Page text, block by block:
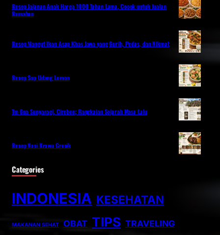
Resep Jajanan Anak Harga 1000 Tahan Lama, Cocok untuk Jualan
Rumahan
Resep Mangut Ikan Asap Khas Jawa yang Gurih, Pedas, dan Nikmat
Resep Sup Udang Lemon
Tm Gua Sunyaragi, Cirebon; Rangkaian Sejarah Masa Lalu
Resep Nasi Krawu Gresik
Categories
INDONESIA KESEHATAN
MAKANAN SEHAT OBAT TIPS TRAVELING